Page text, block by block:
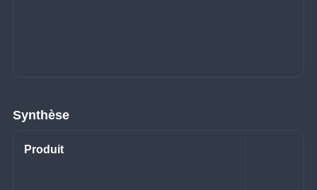
Synthèse
Produit